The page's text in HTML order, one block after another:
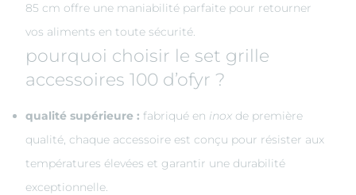
85 cm offre une maniabilité parfaite pour retourner
vos aliments en toute sécurité.
pourquoi choisir le set grille
accessoires 100 d’ofyr ?
qualité supérieure : fabriqué en inox de première
qualité, chaque accessoire est conçu pour résister aux
températures élevées et garantir une durabilité
exceptionnelle.